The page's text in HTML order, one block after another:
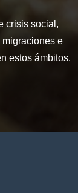
crisis social,
e
estos ámbitos.